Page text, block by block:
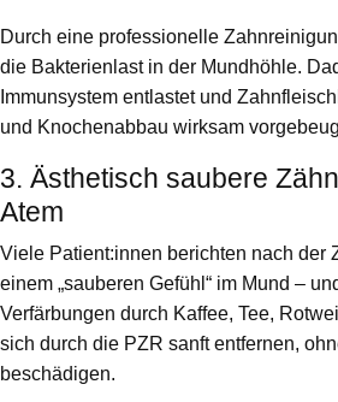
Durch eine professionelle
die Bakterienlast in der Mundhöhle.
Immunsystem entlastet und
und Knochenabbau wirksam
3. Ästhetisch saubere
Atem
Viele Patient:innen berichten nach der
einem „sauberen Gefühl“ im Mund –
Verfärbungen durch Kaffee, Tee,
sich durch die PZR sanft entfernen,
beschädigen.